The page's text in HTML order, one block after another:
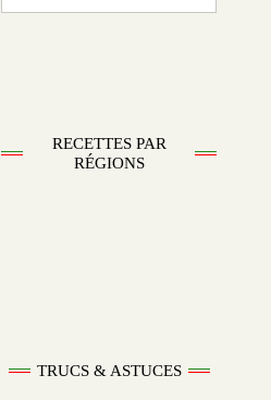
RECETTES PAR
RÉGIONS
TRUCS & ASTUCES